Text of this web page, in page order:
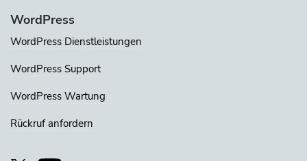
WordPress
WordPress Dienstleistungen
WordPress Support
WordPress Wartung
Rückruf anfordern